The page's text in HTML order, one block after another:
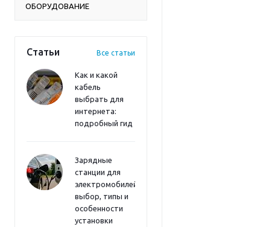
ОБОРУДОВАНИЕ
Статьи Все статьи
Как и какой
кабель
выбрать для
интернета:
подробный гид
Зарядные
станции для
электромобилей:
выбор, типы и
особенности
установки